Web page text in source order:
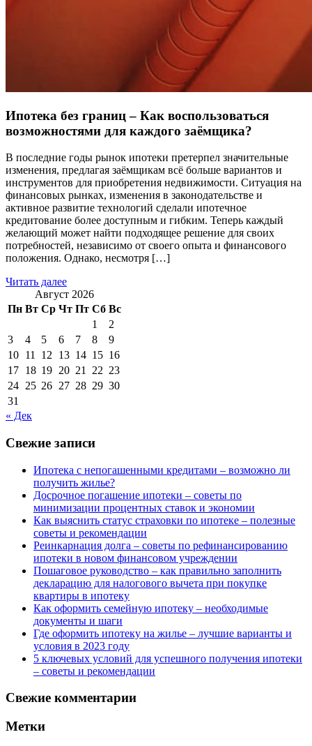
Ипотека без границ – Как воспользоваться
возможностями для каждого заёмщика?
В последние годы рынок ипотеки претерпел значительные
изменения, предлагая заёмщикам всё больше вариантов и
инструментов для приобретения недвижимости. Ситуация на
финансовых рынках, изменения в законодательстве и
активное развитие технологий сделали ипотечное
кредитование более доступным и гибким. Теперь каждый
желающий может найти подходящее решение для своих
потребностей, независимо от своего опыта и финансового
положения. Однако, несмотря […]
Читать далее
Август 2026
Пн Вт Ср Чт Пт Сб Вс
1
2
3
4 5 6 7 8
9
10 11 12 13 14 15 16
17 18 19 20 21 22 23
24 25 26 27 28 29 30
31
« Дек
Свежие записи
Ипотека с непогашенными кредитами – возможно ли
получить жилье?
Досрочное погашение ипотеки – советы по
минимизации процентных ставок и экономии
Как выяснить статус страховки по ипотеке – полезные
советы и рекомендации
Реинкарнация долга – советы по рефинансированию
ипотеки в новом финансовом учреждении
Пошаговое руководство – как правильно заполнить
декларацию для налогового вычета при покупке
квартиры в ипотеку
Как оформить семейную ипотеку – необходимые
документы и шаги
Где оформить ипотеку на жилье – лучшие варианты и
условия в 2023 году
5 ключевых условий для успешного получения ипотеки
– советы и рекомендации
Свежие комментарии
Метки